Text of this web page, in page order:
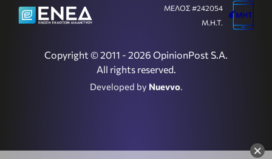
×
Copyright © 2011 - 2026 OpinionPost S.A.
All rights reserved.
Developed by Nuevvo.
ΜΕΛΟΣ #242054
Μ.Η.Τ.